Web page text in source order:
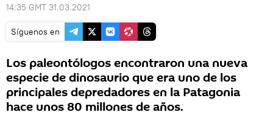
14:35 GMT 31.03.2021
Síguenos en
Los paleontólogos encontraron una nueva
especie de dinosaurio que era uno de los
principales depredadores en la Patagonia
hace unos 80 millones de años.